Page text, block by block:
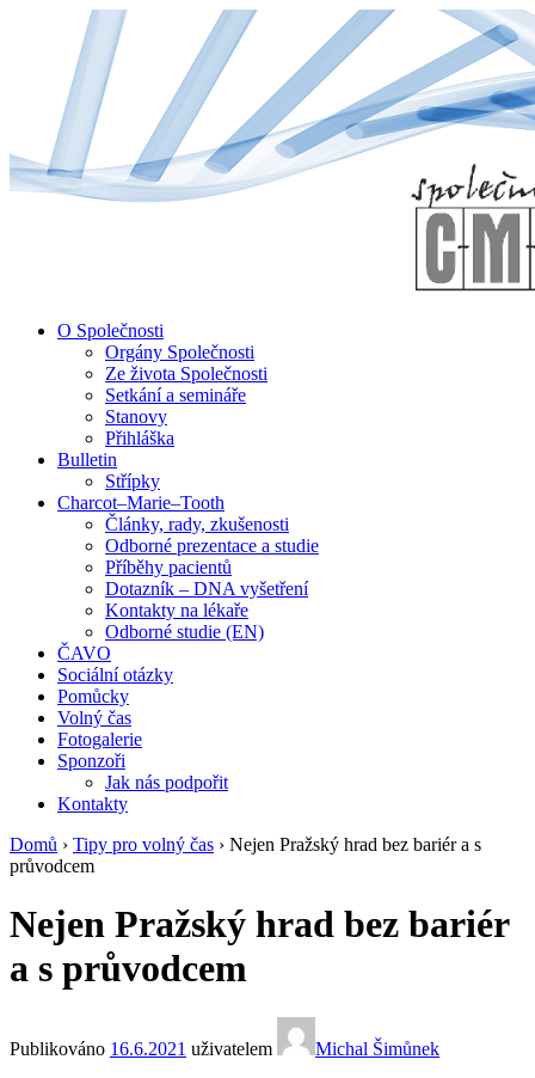
Content
O Společnosti
Orgány Společnosti
Ze života Společnosti
Setkání a semináře
Stanovy
Přihláška
Bulletin
Střípky
Charcot–Marie–Tooth
Články, rady, zkušenosti
Odborné prezentace a studie
Příběhy pacientů
Dotazník – DNA vyšetření
Kontakty na lékaře
Odborné studie (EN)
ČAVO
Sociální otázky
Pomůcky
Volný čas
Fotogalerie
Sponzoři
Jak nás podpořit
Kontakty
Domů › Tipy pro volný čas › Nejen Pražský hrad bez bariér a s
průvodcem
Nejen Pražský hrad bez bariér
a s průvodcem
Publikováno 16.6.2021 uživatelem
Michal Šimůnek